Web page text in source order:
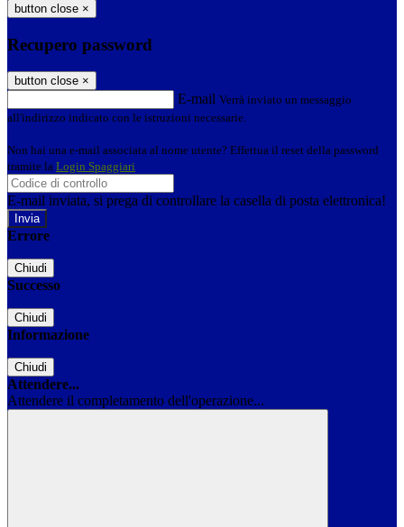
button close ×
Recupero password
button close ×
E-mail Verrà inviato un messaggio
all'indirizzo indicato con le istruzioni necessarie.
Non hai una e-mail associata al nome utente? Effettua il reset della password
tramite la Login Spaggiari
E-mail inviata, si prega di controllare la casella di posta elettronica!
Errore
Chiudi
Successo
Chiudi
Informazione
Chiudi
Attendere...
Attendere il completamento dell'operazione...